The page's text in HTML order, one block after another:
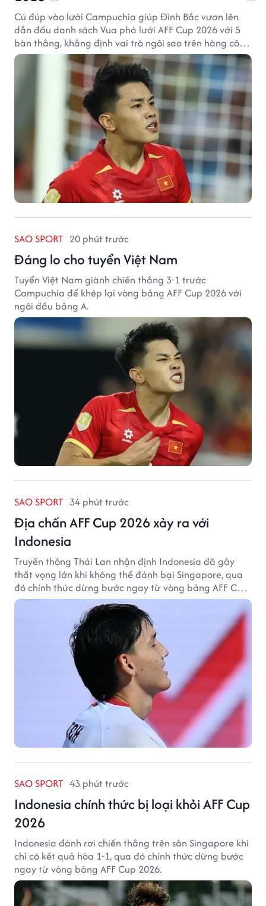
Cú đúp vào lưới Campuchia giúp Đình Bắc vươn lên
dẫn đầu danh sách Vua phá lưới AFF Cup 2026 với 5
bàn thắng, khẳng định vai trò ngôi sao trên hàng công
tuyển Việt Nam.
SAO SPORT 20 phút trước
Đáng lo cho tuyển Việt Nam
Tuyển Việt Nam giành chiến thắng 3-1 trước
Campuchia để khép lại vòng bảng AFF Cup 2026 với
ngôi đầu bảng A.
SAO SPORT 34 phút trước
Địa chấn AFF Cup 2026 xảy ra với
Indonesia
Truyền thông Thái Lan nhận định Indonesia đã gây
thất vọng lớn khi không thể đánh bại Singapore, qua
đó chính thức dừng bước ngay từ vòng bảng AFF Cup
2026.
SAO SPORT 43 phút trước
Indonesia chính thức bị loại khỏi AFF Cup
2026
Indonesia đánh rơi chiến thắng trên sân Singapore khi
chỉ có kết quả hòa 1-1, qua đó chính thức dừng bước
ngay từ vòng bảng AFF Cup 2026.